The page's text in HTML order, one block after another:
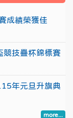
成績榮獲佳
技疊杯錦標賽
年元旦升旗典
more...